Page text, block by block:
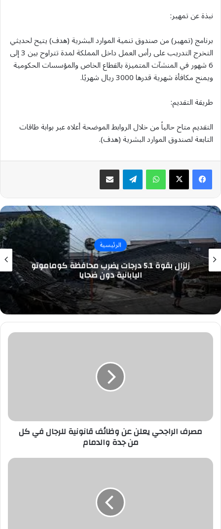
نبذة عن تمهير:
برنامج (تمهير) من صندوق تنمية الموارد البشرية (هدف) يتيح لحديثي
التخرج التدريب على رأس العمل داخل المملكة لمدة تتراوح بين 3 إلى
6 شهور في المنشآت المتميزة بالقطاع الخاص والمؤسسات الحكومية
ويمنح مكافأة شهرية قدرها 3000 ريال شهريًا.
طريقة التقديم:
التقديم متاح حالياً من خلال الروابط الموضحة أعلاه عبر بوابة طاقات
التابعة لصندوق الموارد البشرية (هدف).
واتسابتيلقرام مشاركة عبر البريد
الرئيسية
زلزال بقوة 5.1 درجات يضرب محافظة كوماموتو
اليابانية دون ضحايا
مصرف
كل
مصرف الراجحي يعلن عن وظائف قانونية للرجال في كل
من جدة والدمام
شركة